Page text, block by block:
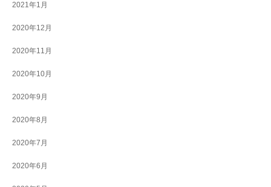
2021年1月
2020年12月
2020年11月
2020年10月
2020年9月
2020年8月
2020年7月
2020年6月